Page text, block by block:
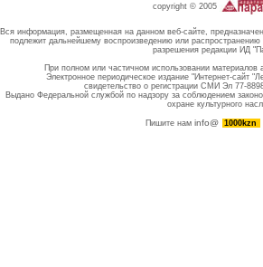
copyright © 2005
Вся информация, размещенная на данном веб-сайте,
подлежит дальнейшему воспроизведению или
разрешения редакции ИД
При полном или частичном использовании материалов
Электронное периодическое издание "Интернет-сайт
свидетельство о регистрации СМИ Эл 77-
Выдано Федеральной службой по надзору за соблюдением
охране культурного
Пишите намinfo@ 1000kzn